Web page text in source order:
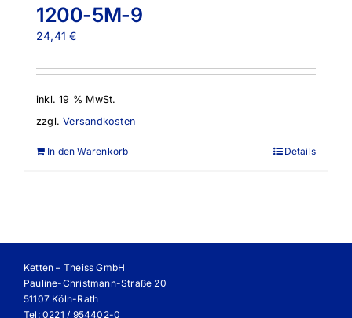
1200-5M-9
24,41€
inkl. 19 % MwSt.
zzgl.Versandkosten
In den Warenkorb Details
Ketten – Theiss GmbH
Pauline-Christmann-Straße 20
51107 Köln-Rath
Tel: 0221 / 954402-0